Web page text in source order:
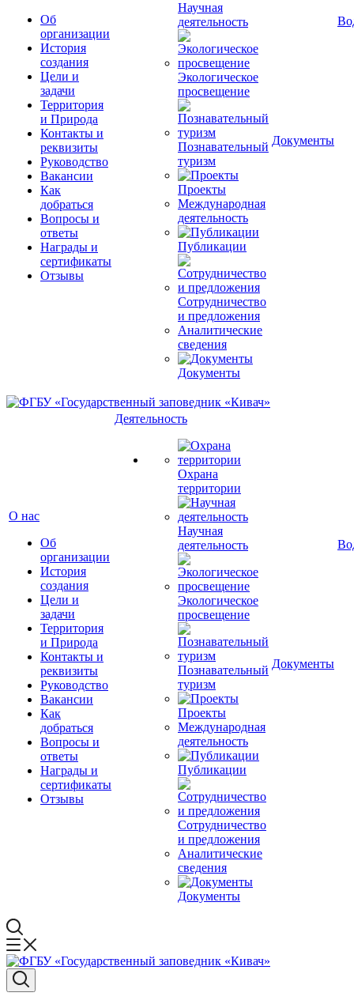
Об
организации
История
создания
Цели и
задачи
Территория
и Природа
Контакты и
реквизиты
Руководство
Вакансии
Как
добраться
Вопросы и
ответы
Награды и
сертификаты
Отзывы
Научная
деятельность
Экологическое
просвещение
Познавательный
туризм
Проекты
Международная
деятельность
Публикации
Сотрудничество
и предложения
Аналитические
сведения
Документы
Документы
О нас
Об
организации
История
создания
Цели и
задачи
Территория
и Природа
Контакты и
реквизиты
Руководство
Вакансии
Как
добраться
Вопросы и
ответы
Награды и
сертификаты
Отзывы
Деятельность
Охрана
территории
Научная
деятельность
Экологическое
просвещение
Познавательный
туризм
Проекты
Международная
деятельность
Публикации
Сотрудничество
и предложения
Аналитические
сведения
Документы
Документы